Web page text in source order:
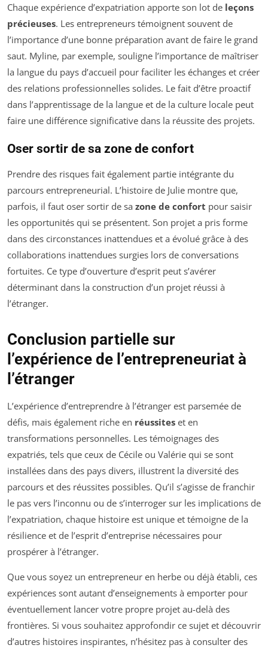
Chaque expérience d’expatriation apporte son lot de leçons
précieuses. Les entrepreneurs témoignent souvent de
l’importance d’une bonne préparation avant de faire le grand
saut. Myline, par exemple, souligne l’importance de maîtriser
la langue du pays d’accueil pour faciliter les échanges et créer
des relations professionnelles solides. Le fait d’être proactif
dans l’apprentissage de la langue et de la culture locale peut
faire une différence significative dans la réussite des projets.
Oser sortir de sa zone de confort
Prendre des risques fait également partie intégrante du
parcours entrepreneurial. L’histoire de Julie montre que,
parfois, il faut oser sortir de sa zone de confort pour saisir
les opportunités qui se présentent. Son projet a pris forme
dans des circonstances inattendues et a évolué grâce à des
collaborations inattendues surgies lors de conversations
fortuites. Ce type d’ouverture d’esprit peut s’avérer
déterminant dans la construction d’un projet réussi à
l’étranger.
Conclusion partielle sur
l’expérience de l’entrepreneuriat à
l’étranger
L’expérience d’entreprendre à l’étranger est parsemée de
défis, mais également riche en réussites et en
transformations personnelles. Les témoignages des
expatriés, tels que ceux de Cécile ou Valérie qui se sont
installées dans des pays divers, illustrent la diversité des
parcours et des réussites possibles. Qu’il s’agisse de franchir
le pas vers l’inconnu ou de s’interroger sur les implications de
l’expatriation, chaque histoire est unique et témoigne de la
résilience et de l’esprit d’entreprise nécessaires pour
prospérer à l’étranger.
Que vous soyez un entrepreneur en herbe ou déjà établi, ces
expériences sont autant d’enseignements à emporter pour
éventuellement lancer votre propre projet au-delà des
frontières. Si vous souhaitez approfondir ce sujet et découvrir
d’autres histoires inspirantes, n’hésitez pas à consulter des